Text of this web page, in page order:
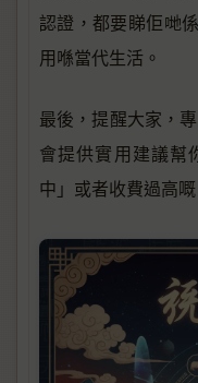
認證，都要睇佢哋
用喺當代生活。
最後，提醒大家，
會提供實用建議幫
中」或者收費過高